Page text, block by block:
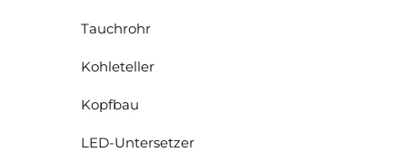
Tauchrohr
Kohleteller
Kopfbau
LED-Untersetzer